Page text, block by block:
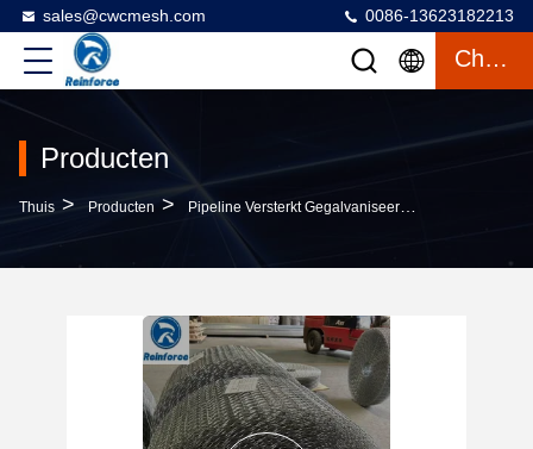
sales@cwcmesh.com 0086-13623182213
Chatten
Producten
Thuis > Producten > Pipeline Versterkt Gegalvaniseerd Stalen Gaas